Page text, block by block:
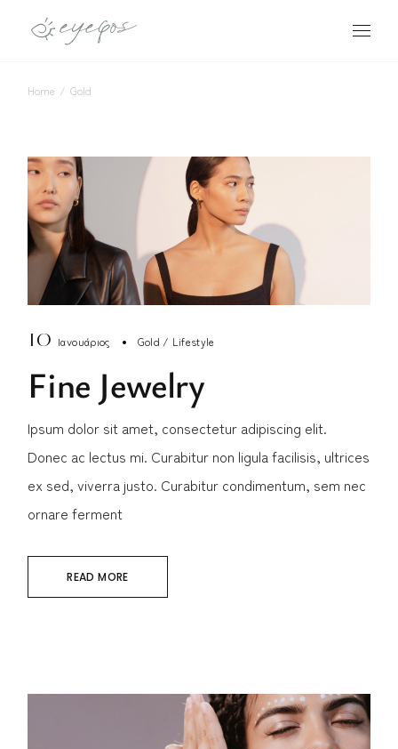
Home Gold
10 Ιανουάριος Gold Lifestyle
Fine Jewelry
Ipsum dolor sit amet, consectetur adipiscing elit.
Donec ac lectus mi. Curabitur non ligula facilisis, ultrices
ex sed, viverra justo. Curabitur condimentum, sem nec
ornare ferment
READ MORE